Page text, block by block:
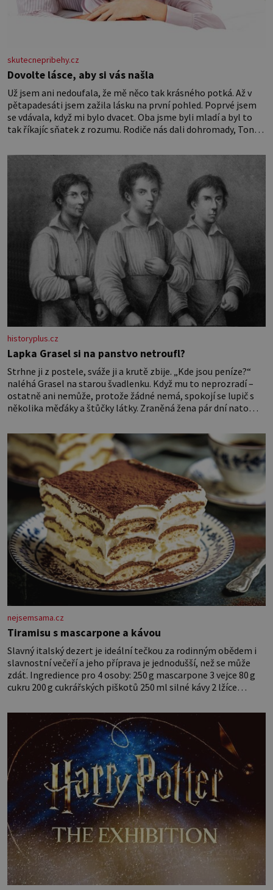
skutecnepribehy.cz
Dovolte lásce, aby si vás našla
Už jsem ani nedoufala, že mě něco tak krásného potká. Až v
pětapadesáti jsem zažila lásku na první pohled. Poprvé jsem
se vdávala, když mi bylo dvacet. Oba jsme byli mladí a byl to
tak říkajíc sňatek z rozumu. Rodiče nás dali dohromady, Toník
nesvědčilo, brzy jsme zjistili, že
historyplus.cz
Lapka Grasel si na panstvo netroufl?
Strhne ji z postele, sváže ji a krutě zbije. „Kde jsou peníze?“
naléhá Grasel na starou švadlenku. Když mu to neprozradí –
ostatně ani nemůže, protože žádné nemá, spokojí se lupič s
několika měďáky a štůčky látky. Zraněná žena pár dní nato
dlouho po jeho smrti
nejsemsama.cz
Tiramisu s mascarpone a kávou
Slavný italský dezert je ideální tečkou za rodinným obědem i
slavnostní večeří a jeho příprava je jednodušší, než se může
zdát. Ingredience pro 4 osoby: 250 g mascarpone 3 vejce 80 g
cukru 200 g cukrářských piškotů 250 ml silné kávy 2 lžíce
Žloutky vyšlehejte s cukrem do světlé pěny a postupně do nich
vmíchejte mascarpone, aby vznikl hladký